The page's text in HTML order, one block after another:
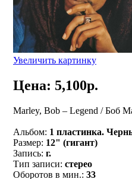
Увеличить картинку
Цена: 5,100p.
Marley, Bob – Legend / Боб
Альбом: 1 пластинка.
Размер: 12" (гигант)
Запись: г.
Тип записи: стерео
Оборотов в мин.: 33